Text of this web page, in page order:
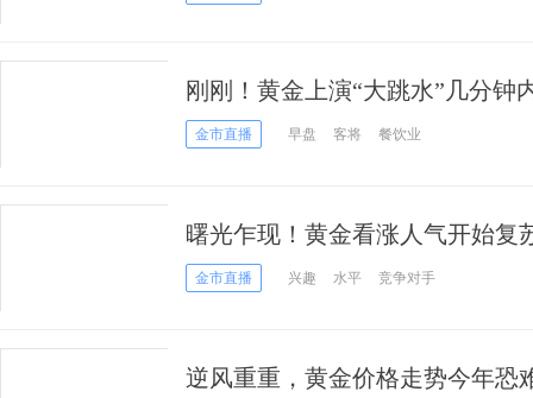
刚刚！黄金上演“大跳水”几分钟
这一举动！
金市直播 早盘 客将 餐饮业
曙光乍现！黄金看涨人气开始复
金市直播 兴趣 水平 竞争对手
逆风重重，黄金价格走势今年恐